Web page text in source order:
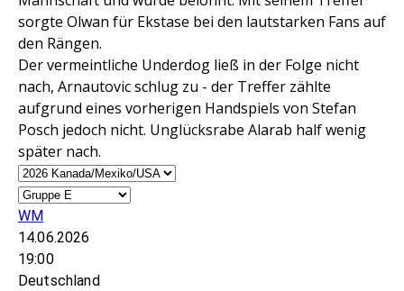
sorgte Olwan für Ekstase bei den lautstarken Fans auf
den Rängen.
Der vermeintliche Underdog ließ in der Folge nicht
nach, Arnautovic schlug zu - der Treffer zählte
aufgrund eines vorherigen Handspiels von Stefan
Posch jedoch nicht. Unglücksrabe Alarab half wenig
später nach.
WM
14.06.2026
19:00
Deutschland